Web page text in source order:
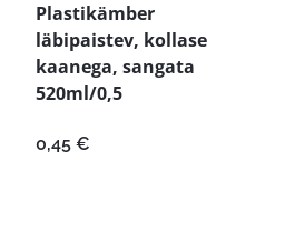
Plastikämber
läbipaistev, kollase
kaanega, sangata
520ml/0,5
0,45 €